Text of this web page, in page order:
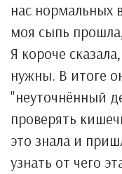
нас нормальных
моя сыпь
Я короче
нужны. В итоге
"неуточнённый
проверять
это знала и
узнать от чего